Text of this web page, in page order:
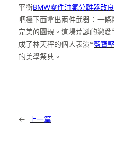
平衡BMW零件油氣分離器改
吧檯下面拿出兩件武器：一
完美的圓規。這場荒誕的戀愛
成了林天秤的個人表演*藍寶
的美學祭典。
← 上一篇